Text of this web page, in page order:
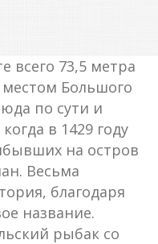
всего 73,5 метра
Большого
по сути и
в 1429 году
на остров
Весьма
благодаря
название.
рыбак со